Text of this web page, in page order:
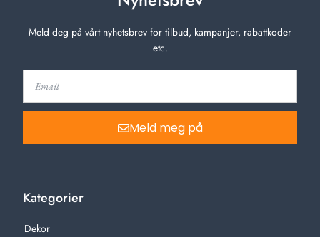
Meld deg på vårt nyhetsbrev for tilbud, kampanjer, rabattkoder
etc.
Meld meg på
Kategorier
Dekor